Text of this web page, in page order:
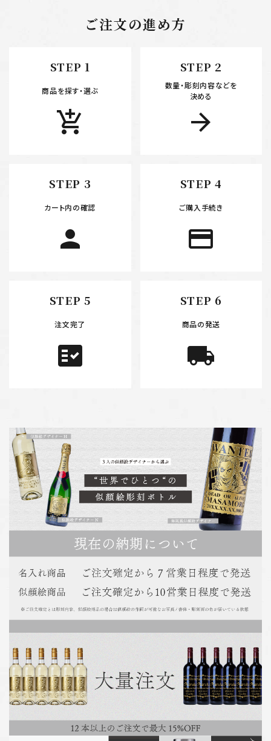
カテゴリー
ご注文の進め方
STEP 1
商品を探す・選ぶ
add_shopping_cart
STEP 2
数量・彫刻内容などを
決める
arrow_forward
STEP 3
カート内の確認
person
STEP 4
ご購入手続き
payment
STEP 5
注文完了
fact_check
STEP 6
商品の発送
local_shipping